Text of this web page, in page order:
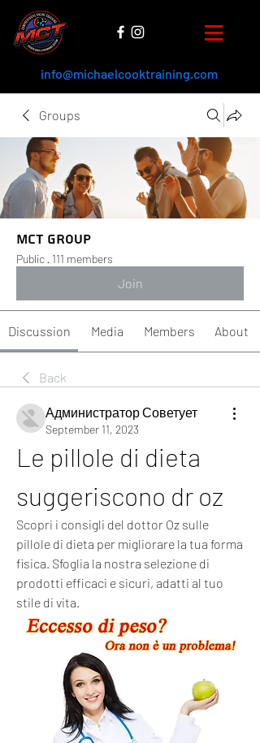
info@michaelcooktraining.com
Groups
MCT Group
Public · 111 members
Join
Discussion Media Members About
Back
Администратор Советует
September 11, 2023
Le pillole di dieta
suggeriscono dr oz
Scopri i consigli del dottor Oz sulle
pillole di dieta per migliorare la tua forma
fisica. Sfoglia la nostra selezione di
prodotti efficaci e sicuri, adatti al tuo
stile di vita.